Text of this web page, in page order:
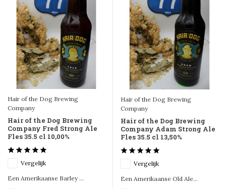
Hair of the Dog Brewing
Company
Hair of the Dog Brewing
Company Fred Strong Ale
Fles 35.5 cl 10,00%
Vergelijk
Een Amerikaanse Barley ...
Hair of the Dog Brewing
Company
Hair of the Dog Brewing
Company Adam Strong Ale
Fles 35.5 cl 13,50%
Vergelijk
Een Amerikaanse Old Ale...